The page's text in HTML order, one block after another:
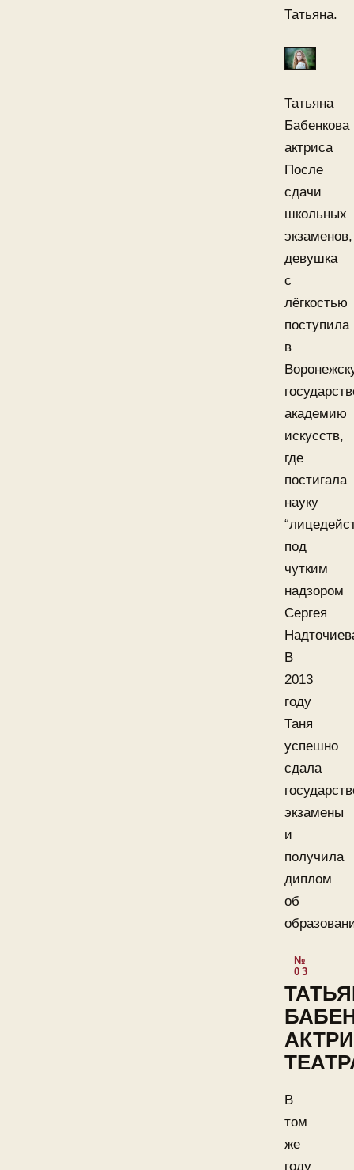
Татьяна.
Татьяна
Бабенкова
актриса
После
сдачи
школьных
экзаменов,
девушка
с
лёгкостью
поступила
в
академию
искусств,
где
постигала
науку
под
чутким
надзором
Сергея
В
2013
году
Таня
успешно
сдала
экзамены
и
получила
диплом
об
В
том
же
году